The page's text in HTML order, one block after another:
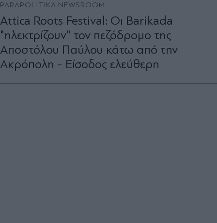
PARAPOLITIKA NEWSROOM
Attica Roots Festival: Οι Barikada
"ηλεκτρίζουν" τον πεζόδρομο της
Αποστόλου Παύλου κάτω από την
Ακρόπολη - Είσοδος ελεύθερη